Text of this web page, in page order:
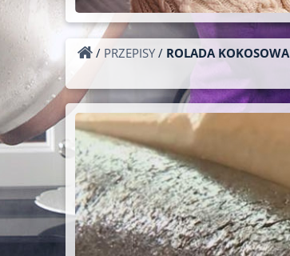
/ PRZEPISY / ROLADA KOKOSOWA